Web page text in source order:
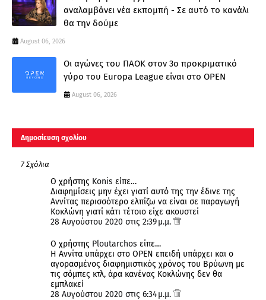
αναλαμβάνει νέα εκπομπή - Σε αυτό το κανάλι
θα την δούμε
August 06, 2026
Οι αγώνες του ΠΑΟΚ στον 3ο προκριματικό
γύρο του Europa League είναι στο OPEN
August 06, 2026
Δημοσίευση σχολίου
7 Σχόλια
Ο χρήστης Konis είπε…
Διαφημίσεις μην έχει γιατί αυτό της την έδινε της
Αννίτας περισσότερο ελπίζω να είναι σε παραγωγή
Κοκλώνη γιατί κάτι τέτοιο είχε ακουστεί
28 Αυγούστου 2020 στις 2:39 μ.μ.
Ο χρήστης Ploutarchos είπε…
Η Αννίτα υπάρχει στο OPEN επειδή υπάρχει και ο
αγορασμένος διαφημιστικός χρόνος του Βρύωνη με
τις σόμπες κτλ, άρα κανένας Κοκλώνης δεν θα
εμπλακεί
28 Αυγούστου 2020 στις 6:34 μ.μ.